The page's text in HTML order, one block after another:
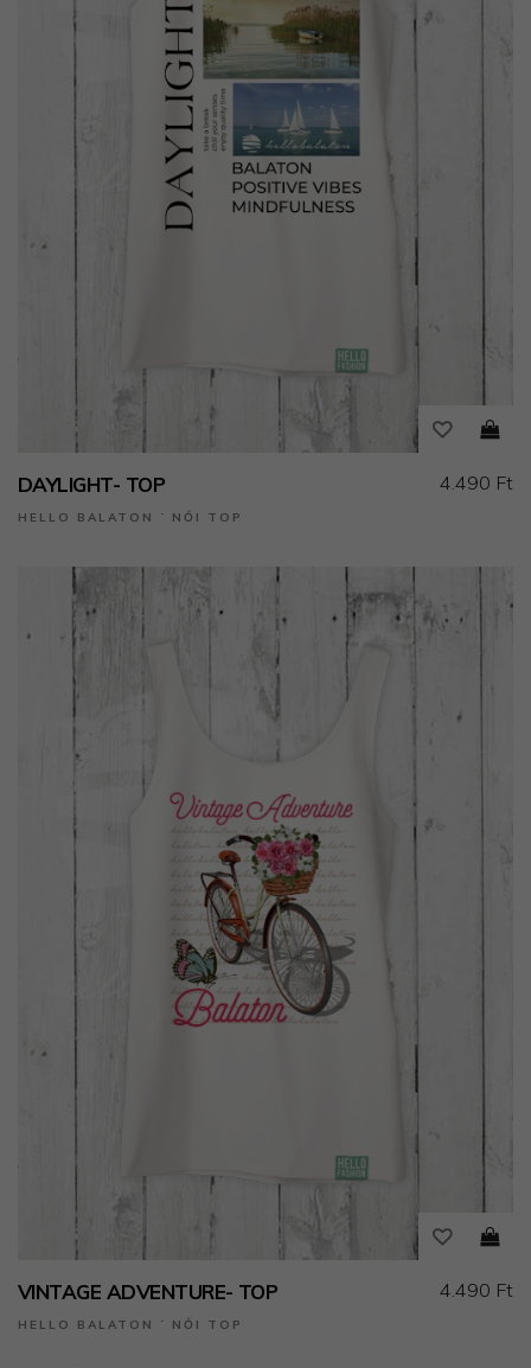
DAYLIGHT- TOP
HELLO BALATON ˙ NŐI TOP
4.490 Ft
VINTAGE ADVENTURE- TOP
HELLO BALATON ˙ NŐI TOP
4.490 Ft